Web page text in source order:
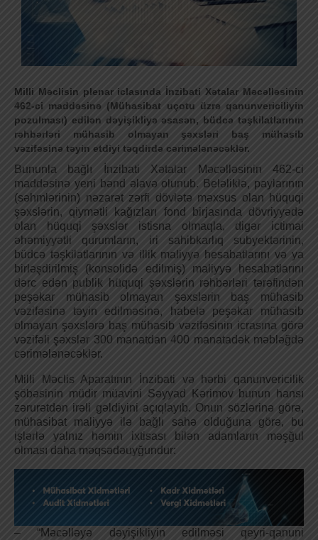
Milli Məclisin plenar iclasında İnzibati Xətalar Məcəlləsinin
462-ci maddəsinə (Mühasibat uçotu üzrə qanunvericiliyin
pozulması) edilən dəyişikliyə əsasən, büdcə təşkilatlarının
rəhbərləri mühasib olmayan şəxsləri baş mühasib
vəzifəsinə təyin etdiyi təqdirdə cərimələnəcəklər.
Bununla bağlı İnzibati Xətalar Məcəlləsinin 462-ci
maddəsinə yeni bənd əlavə olunub. Beləliklə, paylarının
(səhmlərinin) nəzarət zərfi dövlətə məxsus olan hüquqi
şəxslərin, qiymətli kağızları fond birjasında dövriyyədə
olan hüquqi şəxslər istisna olmaqla, digər ictimai
əhəmiyyətli qurumların, iri sahibkarlıq subyektərinin,
büdcə təşkilatlarının və illik maliyyə hesabatlarını və ya
birləşdirilmiş (konsolidə edilmiş) maliyyə hesabatlarını
dərc edən publik hüquqi şəxslərin rəhbərləri tərəfindən
peşəkar mühasib olmayan şəxslərin baş mühasib
vəzifəsinə təyin edilməsinə, habelə peşəkar mühasib
olmayan şəxslərə baş mühasib vəzifəsinin icrasına görə
vəzifəli şəxslər 300 manatdan 400 manatadək məbləğdə
cərimələnəcəklər.
Milli Məclis Aparatının İnzibati və hərbi qanunvericilik
şöbəsinin müdir müavini Səyyad Kərimov bunun hansı
zərurətdən irəli gəldiyini açıqlayıb. Onun sözlərinə görə,
mühasibat maliyyə ilə bağlı sahə olduğuna görə, bu
işlərlə yalnız həmin ixtisası bilən adamların məşğul
olması daha məqsədəuyğundur:
– “Məcəlləyə dəyişikliyin edilməsi qeyri-qanuni